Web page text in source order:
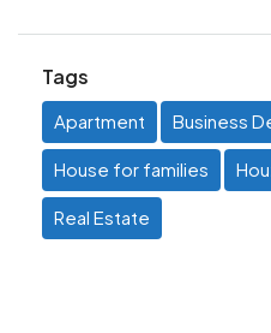
Tags
Apartment Business
House for families
Real Estate